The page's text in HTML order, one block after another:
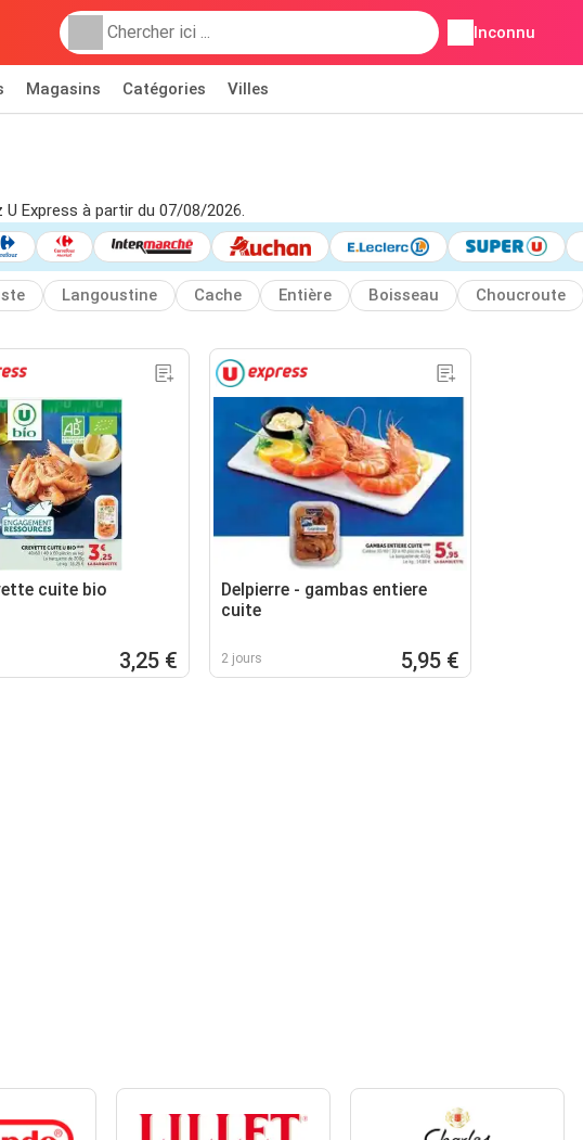
Inconnu
Magasins Catégories Villes
Express à partir du 07/08/2026.
Langoustine Cache Entière Boisseau Choucroute
cuite bio
3,25 €
Delpierre - gambas entiere
cuite
2 jours 5,95 €